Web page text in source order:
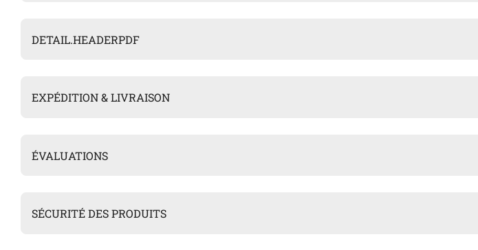
DETAIL.HEADERPDF
EXPÉDITION & LIVRAISON
ÉVALUATIONS
SÉCURITÉ DES PRODUITS